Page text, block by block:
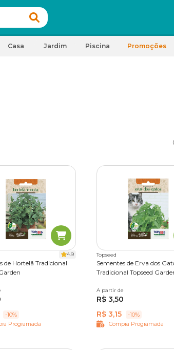
Casa Jardim Piscina Promoções
4.9
de Hortelã Tradicional
-10%
Programada
Topseed
Sementes de Erva dos
Tradicional Topseed
Único
A partir de
R$ 3,50
R$ 3,15
-10%
Compra Programada